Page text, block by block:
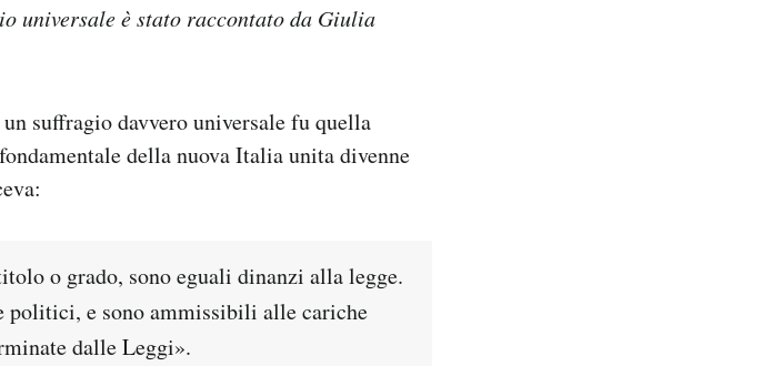
universale è stato raccontato da Giulia
suffragio davvero universale fu quella
della nuova Italia unita divenne
o grado, sono eguali dinanzi alla legge.
e sono ammissibili alle cariche
dalle Leggi».